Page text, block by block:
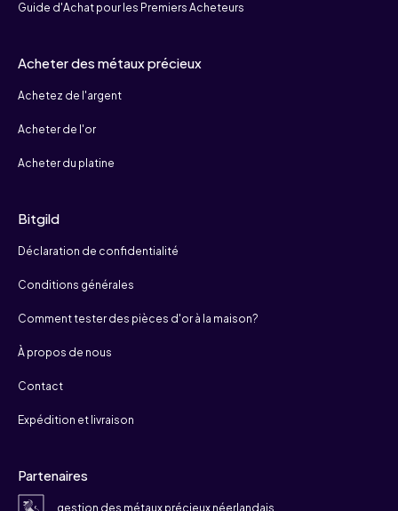
Guide d'Achat pour les Premiers Acheteurs
Acheter des métaux précieux
Achetez de l'argent
Acheter de l'or
Acheter du platine
Bitgild
Déclaration de confidentialité
Conditions générales
Comment tester des pièces d'or à la maison?
À propos de nous
Contact
Expédition et livraison
Partenaires
gestion des métaux précieux néerlandais